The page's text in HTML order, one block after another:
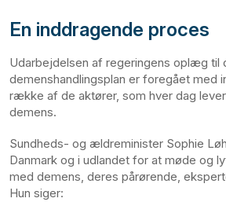
En inddragende proces
Udarbejdelsen af regeringens oplæg til
demenshandlingsplan er foregået med
række af de aktører, som hver dag
demens.
Sundheds- og ældreminister Sophie
Danmark og i udlandet for at møde og
med demens, deres pårørende,
Hun siger: